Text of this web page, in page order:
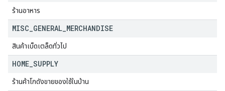
ร้านอาหาร
MISC GENERAL MERCHANDISE
สินค้าเบ็ดเตล็ดทั่วไป
HOME SUPPLY
ร้านค้าโกดังขายของใช้ในบ้าน